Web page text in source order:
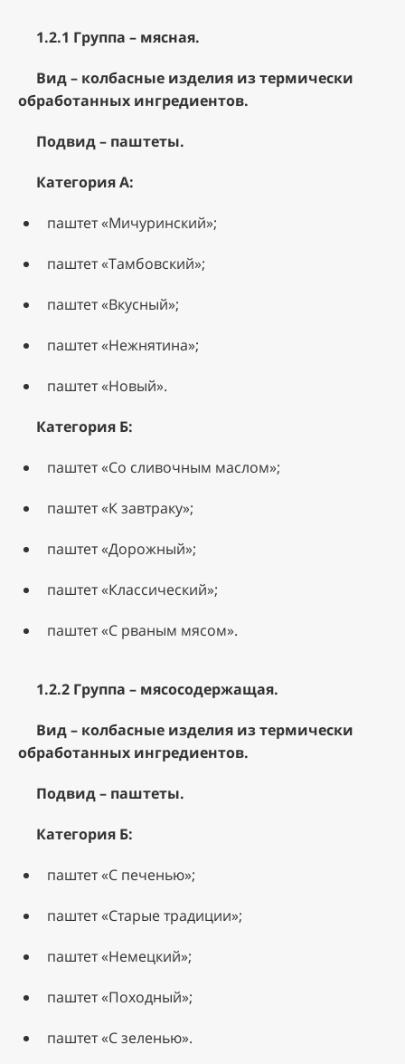
1.2.1 Группа – мясная.
Вид – колбасные изделия из термически
обработанных ингредиентов.
Подвид – паштеты.
Категория А:
паштет «Мичуринский»;
паштет «Тамбовский»;
паштет «Вкусный»;
паштет «Нежнятина»;
паштет «Новый».
Категория Б:
паштет «Со сливочным маслом»;
паштет «К завтраку»;
паштет «Дорожный»;
паштет «Классический»;
паштет «С рваным мясом».
1.2.2 Группа – мясосодержащая.
Вид – колбасные изделия из термически
обработанных ингредиентов.
Подвид – паштеты.
Категория Б:
паштет «С печенью»;
паштет «Старые традиции»;
паштет «Немецкий»;
паштет «Походный»;
паштет «С зеленью».